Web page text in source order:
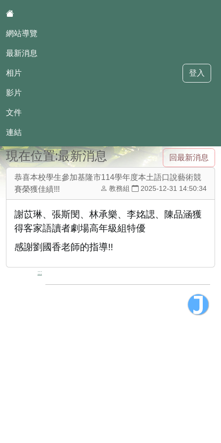
網站導覽
最新消息
相片
影片
文件
連結
登入
回最新消息
現在位置:最新消息
恭喜本校學生參加基隆市114學年度本土語口說藝術競
賽榮獲佳績!!!
教務組 2025-12-31 14:50:34
謝苡琳、張斯閔、林承樂、李姳諰、陳品涵獲
得客家語讀者劇場高年級組特優
感謝劉國香老師的指導!!
:::